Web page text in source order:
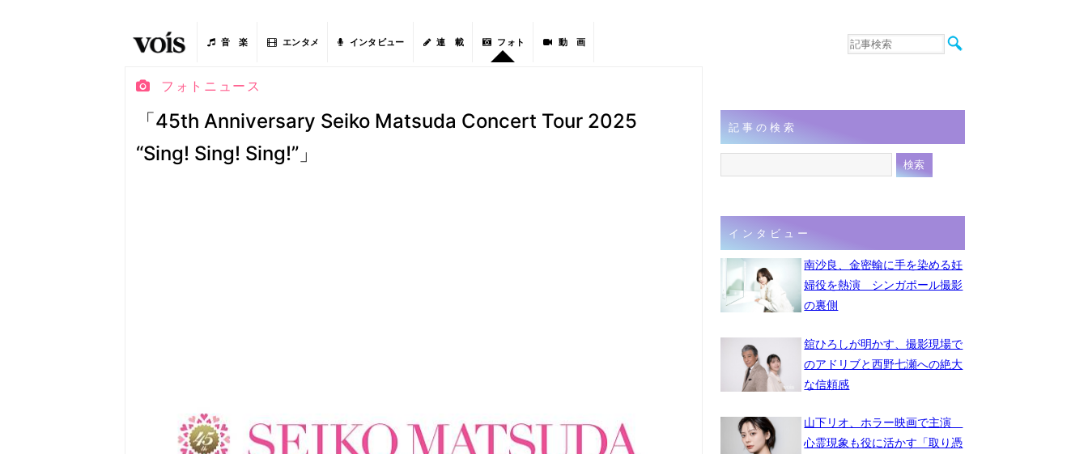
音 楽 エンタメ インタビュー 連 載 フォト 動 画
音楽
連載
フォト
フォトニュース
「45th Anniversary Seiko Matsuda Concert Tour 2025
“Sing! Sing! Sing!”」
記事の検索
インタビュー
南沙良、金密輸に手を染める妊
婦役を熱演 シンガポール撮影
の裏側
舘ひろしが明かす、撮影現場で
のアドリブと西野七瀬への絶大
な信頼感
山下リオ、ホラー映画で主演
心霊現象も役に活かす「取り憑